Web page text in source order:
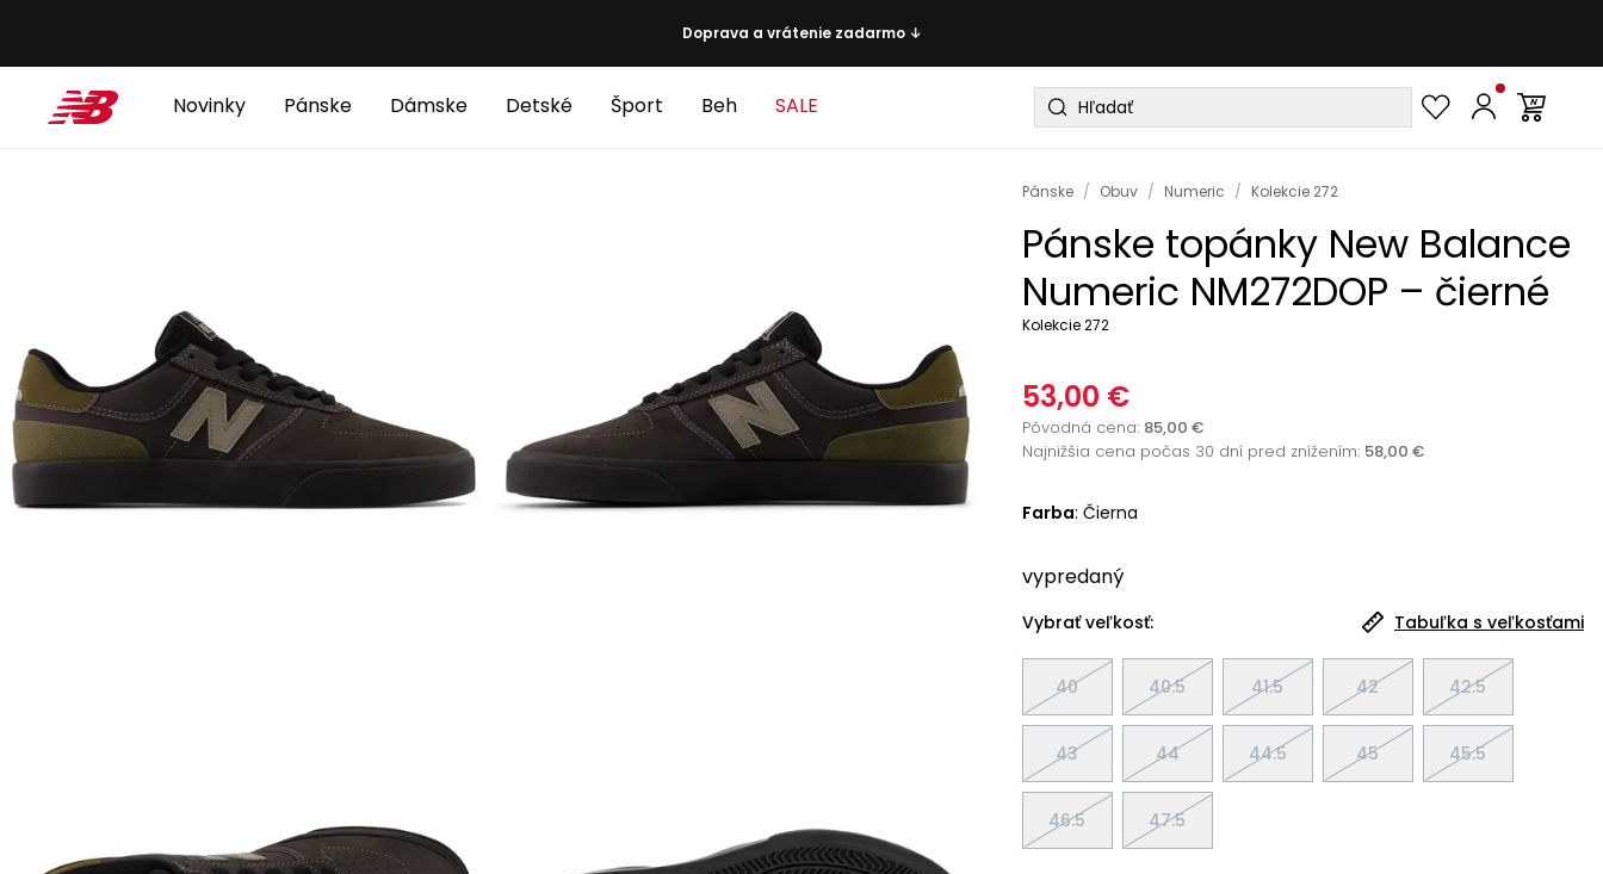
Doprava a vrátenie zadarmo ↓
Novinky Pánske Dámske Detské Šport Beh SALE
Pánske / Obuv / Numeric / Kolekcie 272
Pánske topánky New Balance
Numeric NM272DOP – čierné
Kolekcie 272
53,00 €
Pôvodná cena: 85,00 €
Najnižšia cena počas 30 dní pred znížením: 58,00 €
Farba: Čierna
vypredaný
Vybrať veľkosť: Tabuľka s veľkosťami
40 40.5 41.5 42 42.5
43 44 44.5 45 45.5
46.5 47.5